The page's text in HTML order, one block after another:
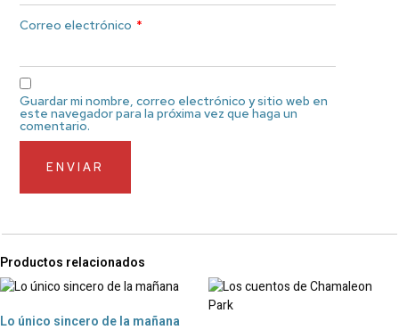
Correo electrónico *
Guardar mi nombre, correo electrónico y sitio web en
este navegador para la próxima vez que haga un
comentario.
Productos relacionados
Lo único sincero de la mañana